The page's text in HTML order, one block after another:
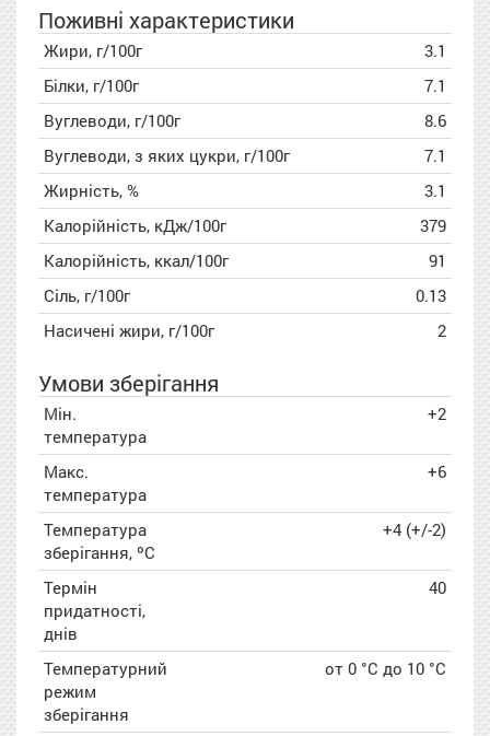
Поживні характеристики
Жири, г/100г
3.1
Білки, г/100г
7.1
Вуглеводи, г/100г
8.6
Вуглеводи, з яких цукри, г/100г
7.1
Жирність, %
3.1
Калорійність, кДж/100г
379
Калорійність, ккал/100г
91
Сіль, г/100г
0.13
Насичені жири, г/100г
2
Умови зберігання
Мін.
температура
+2
Макс.
температура
+6
Температура
зберігання, ºC
+4 (+/-2)
Термін
придатності,
днів
40
Температурний
режим
зберігання
от 0 °С до 10 °С